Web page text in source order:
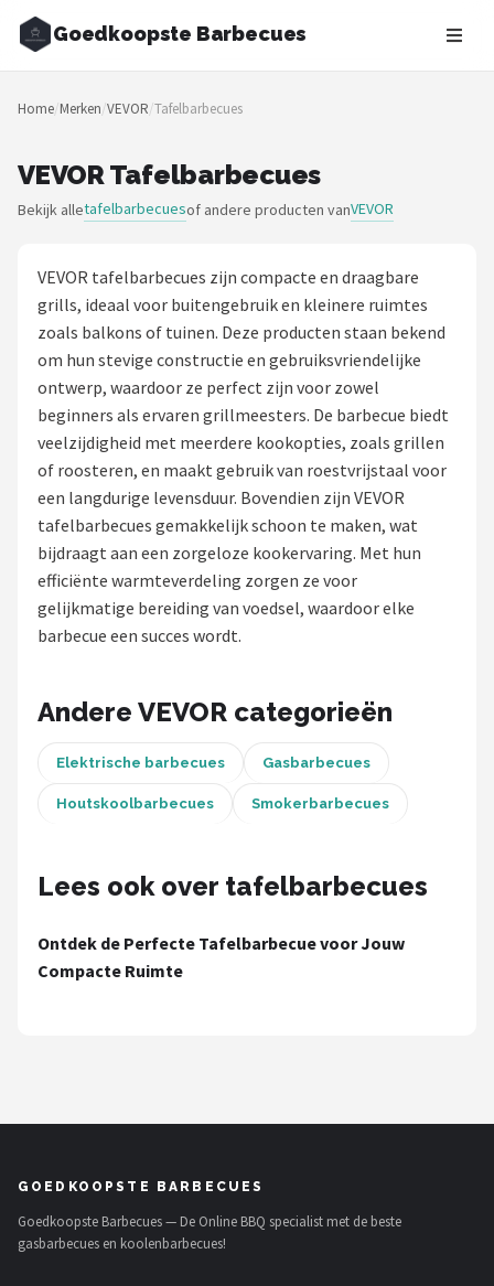
Goedkoopste Barbecues
Zoeken
NAVIGATIE
Merken
Recepten
Goedkoopste BBQ's
Gasbarbecues
Houtskoolbarbecues
Shop
POPULAIRE MERKEN
Weber
Big Green Egg
The Bastard
Napoleon
Yakiniku
Home/Merken/VEVOR/Tafelbarbecues
VEVOR Tafelbarbecues
Bekijk alletafelbarbecuesof andere producten vanVEVOR
VEVOR tafelbarbecues zijn compacte en draagbare
grills, ideaal voor buitengebruik en kleinere ruimtes
zoals balkons of tuinen. Deze producten staan bekend
om hun stevige constructie en gebruiksvriendelijke
ontwerp, waardoor ze perfect zijn voor zowel
beginners als ervaren grillmeesters. De barbecue biedt
veelzijdigheid met meerdere kookopties, zoals grillen
of roosteren, en maakt gebruik van roestvrijstaal voor
een langdurige levensduur. Bovendien zijn VEVOR
tafelbarbecues gemakkelijk schoon te maken, wat
bijdraagt aan een zorgeloze kookervaring. Met hun
efficiënte warmteverdeling zorgen ze voor
gelijkmatige bereiding van voedsel, waardoor elke
barbecue een succes wordt.
Andere VEVOR categorieën
Elektrische barbecues Gasbarbecues
Houtskoolbarbecues Smokerbarbecues
Lees ook over tafelbarbecues
Ontdek de Perfecte Tafelbarbecue voor Jouw
Compacte Ruimte
GOEDKOOPSTE BARBECUES
Goedkoopste Barbecues — De Online BBQ specialist met de beste
gasbarbecues en koolenbarbecues!